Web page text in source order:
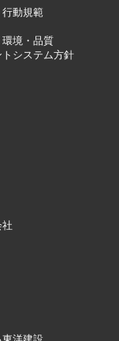
動規範
境・品質
システム方針
社